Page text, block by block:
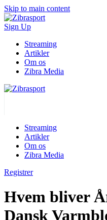
Skip to main content
Sign Up
Streaming
Artikler
Om os
Zibra Media
Streaming
Artikler
Om os
Zibra Media
Registrer
Hvem bliver
Dansk